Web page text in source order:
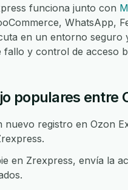
funciona junto con
WhatsApp,
en un entorno
fallo y control de acceso
populares entre
registro en Ozon
en Zrexpress, envía la